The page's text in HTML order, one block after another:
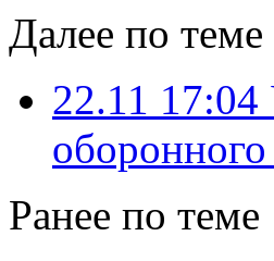
Далее по теме
22.11 17:04
Ранее по теме